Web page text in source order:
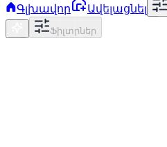
Գլխավոր Ավելացնել
Ֆիլտրներ